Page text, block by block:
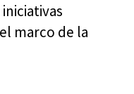
marco de la